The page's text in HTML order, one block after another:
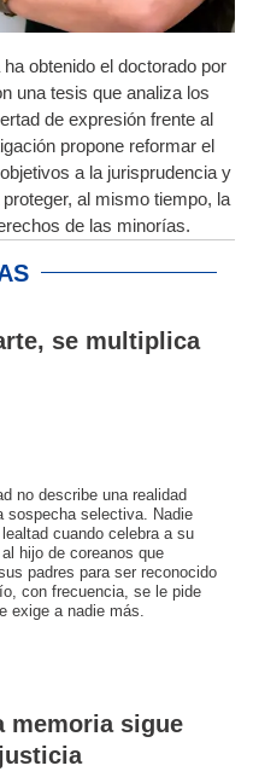
obtenido el doctorado por
una tesis que analiza los
de expresión frente al
propone reformar el
a la jurisprudencia y
al mismo tiempo, la
de las minorías.
se multiplica
no describe una realidad
sospecha selectiva. Nadie
cuando celebra a su
hijo de coreanos que
padres para ser reconocido
con frecuencia, se le pide
exige a nadie más.
memoria sigue